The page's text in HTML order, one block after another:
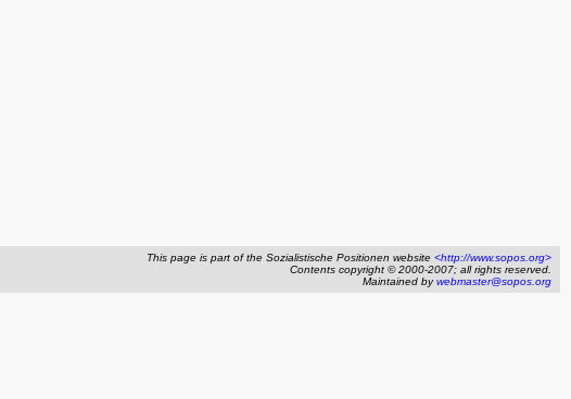
This page is part of the Sozialistische Positionen website <http://www.sopos.org>
Contents copyright © 2000-2007; all rights reserved.
Maintained bywebmaster@sopos.org